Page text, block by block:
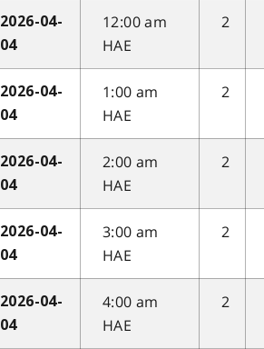
2026-04-
04
12:00 am
HAE
2
2026-04-
04
1:00 am
HAE
2
2026-04-
04
2:00 am
HAE
2
2026-04-
04
3:00 am
HAE
2
2026-04-
04
4:00 am
HAE
2